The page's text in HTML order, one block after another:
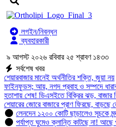
লগইন/নিবন্ধন
ব্যবহারকারী
৯ আগস্ট ২০২৬ রবিবার ২৫ শ্রাবণ ১৪৩৩
সর্বশেষ খবর
শেয়ারবাজার মানেই অর্থনীতির শক্তি, জুয়া নয়
ফাইনফুডস; আয়, নগদ প্রবাহ ও সম্পদে
হতাশায় শেষ! ডিএসইতে বিক্রির ঝড়, বাজার
শেয়ারের জোরে বাজারে প্রাণ ফিরছে, বাড়ছে
লেনদেন ১২০০ কোটি ছাড়ালেও সূচকে
পর্যাপ্ত ঘুমেও ক্লান্তি কাটছে না! আছে